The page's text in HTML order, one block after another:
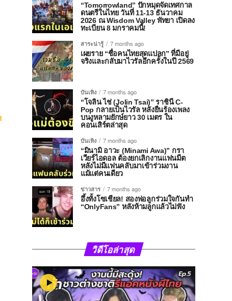
“Tomorrowland” ปักหมุดจัดเทศกาล
ดนตรีในไทย วันที่ 11-13 ธันวาคม
2026 ณ Wisdom Valley พัทยา เปิดลง
ทะเบียน 8 มกราคมนี้!
สาระน่ารู้
7 months ago
เผยราย “ชื่อคนไทยสุดแปลก” ที่มีอยู่
จริงและกลับมาไวรัลอีกครั้งในปี 2569
บันเทิง
7 months ago
“โจลิน ไช่ (Jolin Tsai)” ราชินี C-
Pop กลายเป็นไวรัล หลังยืนร้องเพลง
บนงูหลามยักษ์ยาว 30 เมตร ใน
คอนเสิร์ตล่าสุด
บันเทิง
7 months ago
“มินามิ อาวะ (Minami Awa)” กรา
เวียร์ไอดอล ต้องยกเลิกงานแฟนมีต
หลังไม่มีแฟนคลับมาเข้าร่วมงาน
แม้แต่คนเดียว
ข่าวสาร
7 months ago
อึ้งทั้งโซเชียล! สองพ่อลูกร่วมใจกันทำ
“OnlyFans” หลังห้ามลูกแล้วไม่ฟัง
วิดีโอล่าสุด